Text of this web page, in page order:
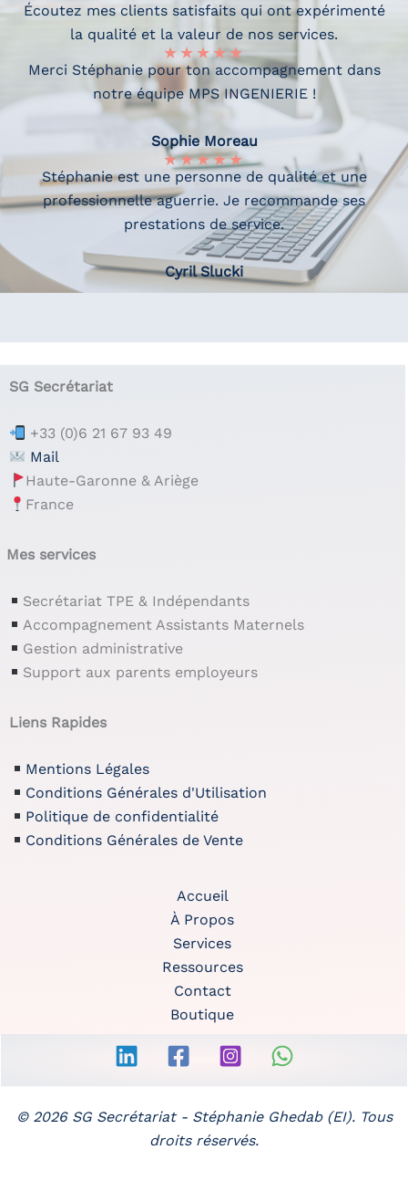
Écoutez mes clients satisfaits qui ont expérimenté
la qualité et la valeur de nos services.
★★★★★
Merci Stéphanie pour ton accompagnement dans
notre équipe MPS INGENIERIE !
Sophie Moreau
★★★★★
Stéphanie est une personne de qualité et une
professionnelle aguerrie. Je recommande ses
prestations de service.
Cyril Slucki
SG Secrétariat
+33 (0)6 21 67 93 49
Mail
Haute-Garonne & Ariège
France
Mes services
Secrétariat TPE & Indépendants
Accompagnement Assistants Maternels
Gestion administrative
Support aux parents employeurs
Liens Rapides
Mentions Légales
Conditions Générales d'Utilisation
Politique de confidentialité
Conditions Générales de Vente
Accueil
À Propos
Services
Ressources
Contact
Boutique
© 2026 SG Secrétariat - Stéphanie Ghedab (EI). Tous
droits réservés.